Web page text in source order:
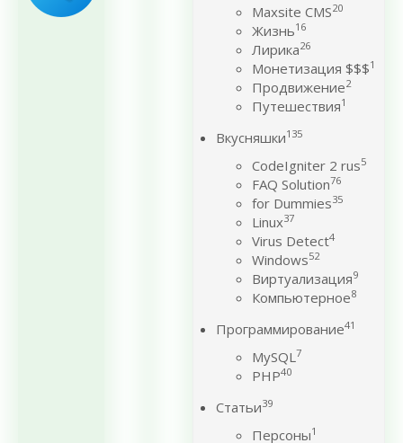
Maxsite CMS20
Жизнь16
Лирика26
Монетизация $$$1
Продвижение2
Путешествия1
Вкусняшки135
CodeIgniter 2 rus5
FAQ Solution76
for Dummies35
Linux37
Virus Detect4
Windows52
Виртуализация9
Компьютерное8
Программирование41
MySQL7
PHP40
Статьи39
Персоны1